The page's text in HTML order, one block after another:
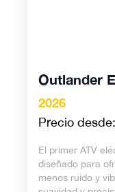
Outlander
2026
Precio desde:
El primer ATV
diseñado para
menos ruido y